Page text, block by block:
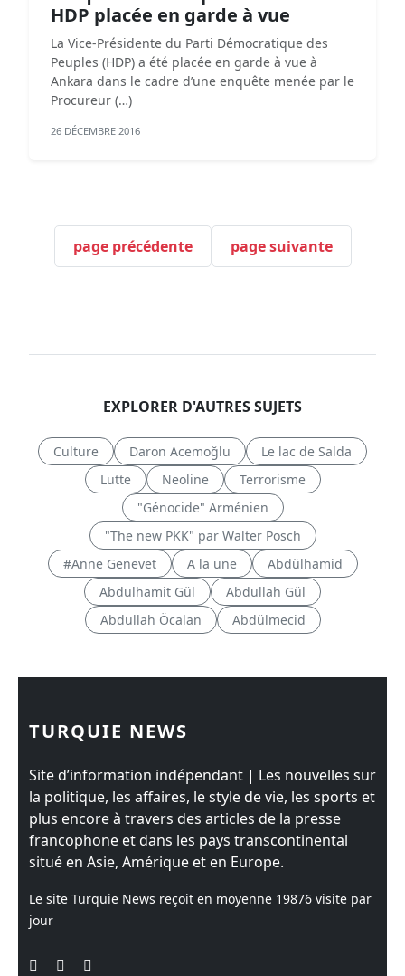
HDP placée en garde à vue
La Vice-Présidente du Parti Démocratique des
Peuples (HDP) a été placée en garde à vue à
Ankara dans le cadre d’une enquête menée par le
Procureur (…)
26 DÉCEMBRE 2016
page précédente page suivante
EXPLORER D'AUTRES SUJETS
Culture Daron Acemoğlu
Le lac de Salda
Lutte
Neoline
Terrorisme
"Génocide" Arménien
"The new PKK" par Walter Posch
#Anne Genevet
A la une
Abdülhamid
Abdulhamit Gül
Abdullah Gül
Abdullah Öcalan
Abdülmecid
TURQUIE NEWS
Site d’information indépendant | Les nouvelles sur
la politique, les affaires, le style de vie, les sports et
plus encore à travers des articles de la presse
francophone et dans les pays transcontinental
situé en Asie, Amérique et en Europe.
Le site Turquie News reçoit en moyenne 19876 visite par
jour